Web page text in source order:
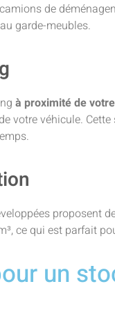
de
garde-meubles.
à proximité de
votre véhicule.
proposent
ce qui est parfait
un